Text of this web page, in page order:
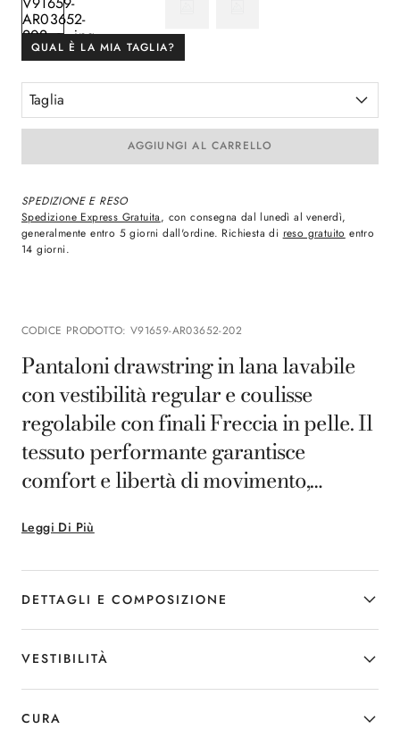
QUAL È LA MIA TAGLIA?
Taglia
AGGIUNGI AL CARRELLO
SPEDIZIONE E RESO
Spedizione Express Gratuita, con consegna dal lunedì al venerdì,
generalmente entro 5 giorni dall'ordine. Richiesta di reso gratuito entro
14 giorni.
CODICE PRODOTTO: V91659-AR03652-202
Leggi Di Più
Pantaloni drawstring in lana lavabile
con vestibilità regular e coulisse
regolabile con finali Freccia in pelle. Il
tessuto performante garantisce
comfort e libertà di movimento,
macchie per un aspetto sempre curato.
Parte della selezione Canali
Impeccabile, questo capo è realizzato
con un tessuto di alta qualità
particolarmente performante, che
grazie alla sua capacità di resistere alle
pieghe conferisce un aspetto sempre
DETTAGLI E COMPOSIZIONE
VESTIBILITÀ
CURA